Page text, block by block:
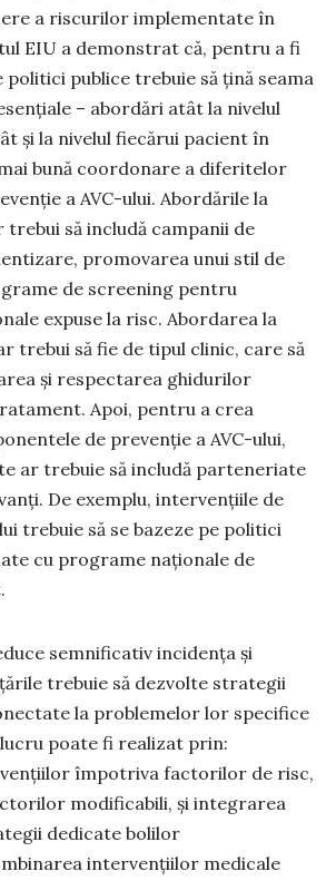
a riscurilor implementate în
EIU a demonstrat că, pentru a fi
publice trebuie să țină seama
– abordări atât la nivelul
și la nivelul fiecărui pacient în
bună coordonare a diferitelor
a AVC-ului. Abordările la
trebui să includă campanii de
promovarea unui stil de
de screening pentru
expuse la risc. Abordarea la
trebui să fie de tipul clinic, care să
și respectarea ghidurilor
Apoi, pentru a crea
de prevenție a AVC-ului,
ar trebuie să includă parteneriate
De exemplu, intervențiile de
trebuie să se bazeze pe politici
cu programe naționale de
semnificativ incidența și
trebuie să dezvolte strategii
la problemelor lor specifice
poate fi realizat prin:
împotriva factorilor de risc,
modificabili, și integrarea
dedicate bolilor
intervențiilor medicale